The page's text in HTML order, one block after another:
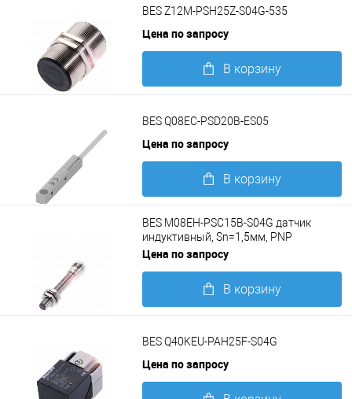
BES Z12M-PSH25Z-S04G-535
Цена по запросу
В корзину
BES Q08EC-PSD20B-ES05
Цена по запросу
В корзину
Подробнее
BES M08EH-PSC15B-S04G датчик
индуктивный, Sn=1,5мм, PNP
замыкающий контакт (NO)
Цена по запросу
В корзину
BES Q40KEU-PAH25F-S04G
Цена по запросу